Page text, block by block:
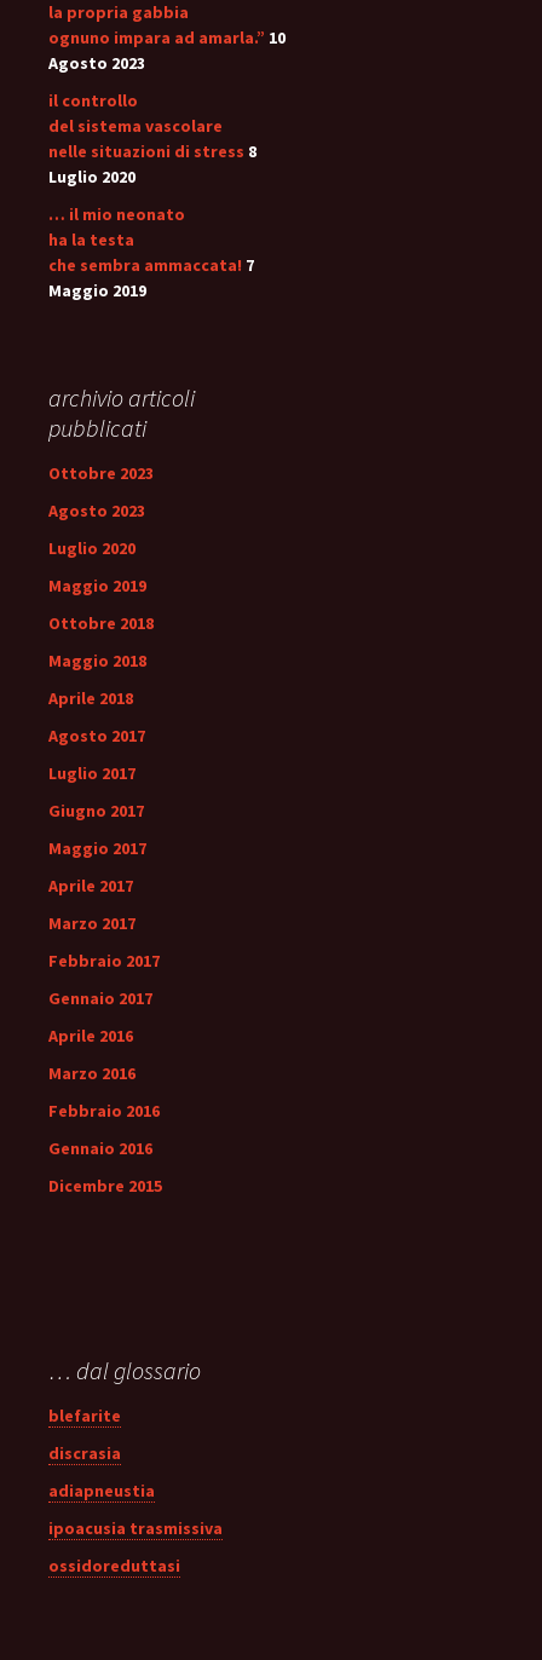
la propria gabbia
ognuno impara ad amarla.” 10
Agosto 2023
il controllo
del sistema vascolare
nelle situazioni di stress 8
Luglio 2020
… il mio neonato
ha la testa
che sembra ammaccata! 7
Maggio 2019
archivio articoli
pubblicati
Ottobre 2023
Agosto 2023
Luglio 2020
Maggio 2019
Ottobre 2018
Maggio 2018
Aprile 2018
Agosto 2017
Luglio 2017
Giugno 2017
Maggio 2017
Aprile 2017
Marzo 2017
Febbraio 2017
Gennaio 2017
Aprile 2016
Marzo 2016
Febbraio 2016
Gennaio 2016
Dicembre 2015
… dal glossario
blefarite
discrasia
adiapneustia
ipoacusia trasmissiva
ossidoreduttasi